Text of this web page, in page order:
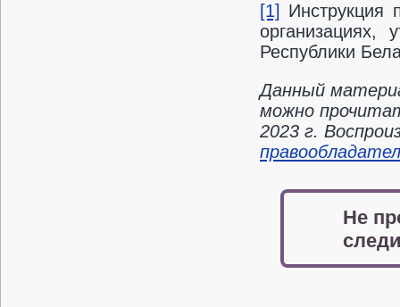
[1] Инструкция
организациях,
Республики
Данный
можно
2023 г.
Не